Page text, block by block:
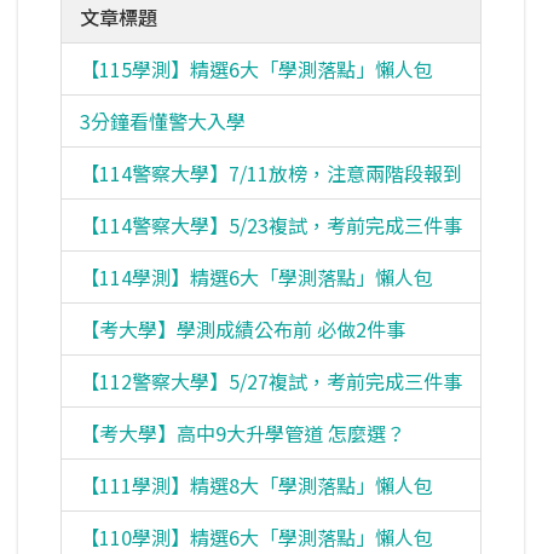
文章標題
【115學測】精選6大「學測落點」懶人包
3分鐘看懂警大入學
【114警察大學】7/11放榜，注意兩階段報到
【114警察大學】5/23複試，考前完成三件事
【114學測】精選6大「學測落點」懶人包
【考大學】學測成績公布前 必做2件事
【112警察大學】5/27複試，考前完成三件事
【考大學】高中9大升學管道 怎麼選？
【111學測】精選8大「學測落點」懶人包
【110學測】精選6大「學測落點」懶人包